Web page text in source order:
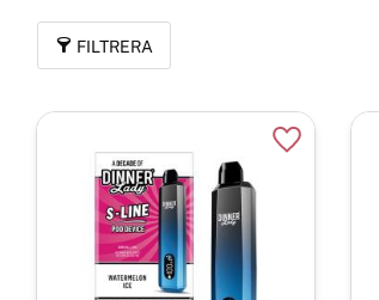
FILTRERA
Lägg till i